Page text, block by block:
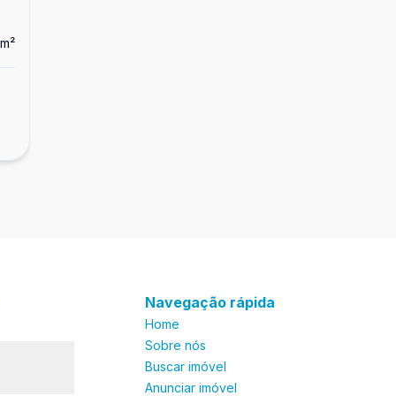
m²
Navegação rápida
Home
Sobre nós
Buscar imóvel
Anunciar imóvel